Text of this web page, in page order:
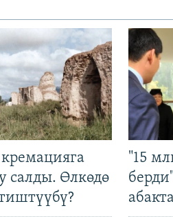
салды. Өлкөдө
"15